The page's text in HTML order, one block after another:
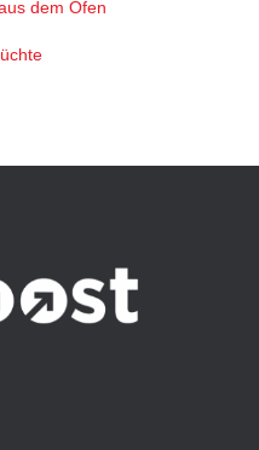
dem Ofen